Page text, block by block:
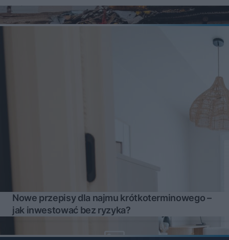
Nowe przepisy dla najmu krótkoterminowego –
jak inwestować bez ryzyka?